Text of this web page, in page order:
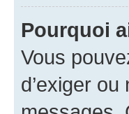
Pourquoi
Vous
d’exiger